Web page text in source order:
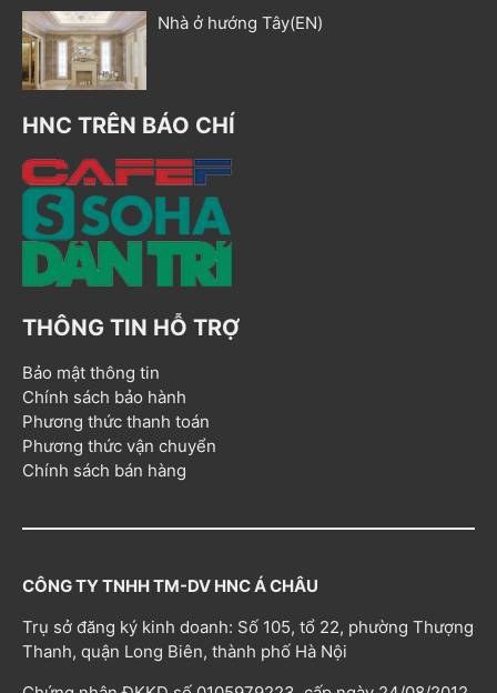
Nhà ở hướng Tây(EN)
HNC TRÊN BÁO CHÍ
THÔNG TIN HỖ TRỢ
Bảo mật thông tin
Chính sách bảo hành
Phương thức thanh toán
Phương thức vận chuyển
Chính sách bán hàng
CÔNG TY TNHH TM-DV HNC Á CHÂU
Trụ sở đăng ký kinh doanh: Số 105, tổ 22, phường Thượng
Thanh, quận Long Biên, thành phố Hà Nội